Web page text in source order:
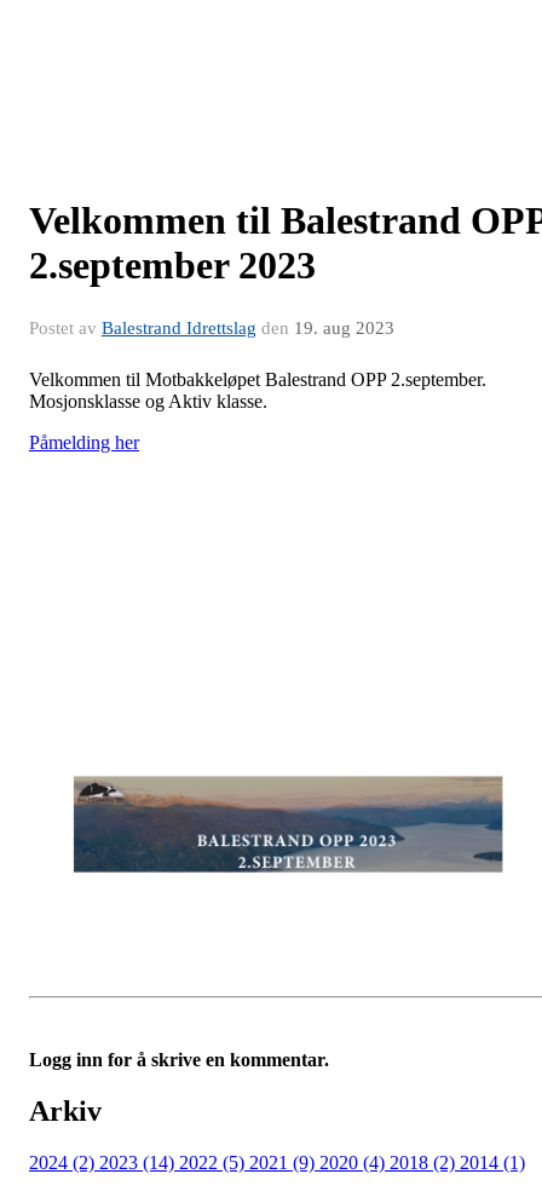
Velkommen til Balestrand
2.september 2023
Postet av Balestrand Idrettslag den 19. aug 2023
Velkommen til Motbakkeløpet Balestrand OPP 2.september.
Mosjonsklasse og Aktiv klasse.
Påmelding her
Logg inn for å skrive en kommentar.
Arkiv
2024 (2) 2023 (14) 2022 (5) 2021 (9) 2020 (4) 2018 (2) 2014 (1)